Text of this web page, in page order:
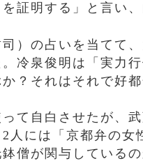
証明する」と言い、
）の占いを当てて
冷泉俊明は「実力
？それはそれで好
て自白させたが、
人には「京都弁の女
僧が関与している